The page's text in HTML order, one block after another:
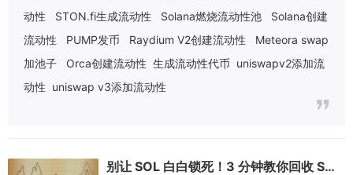
动性
STON.fi生成流动性 Solana燃烧流动性池
Solana创建
流动性
PUMP发币 Raydium V2创建流动性
Meteora swap
加池子
Orca创建流动性 生成流动性代币 uniswapv2添加流
动性 uniswap v3添加流动性
别让 SOL 白白锁死！3 分钟教你回收 Solana 账户租金